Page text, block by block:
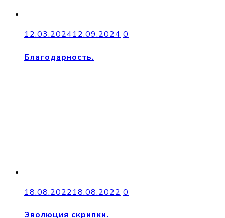
12.03.202412.09.2024 0
Благодарность.
18.08.202218.08.2022 0
Эволюция скрипки.